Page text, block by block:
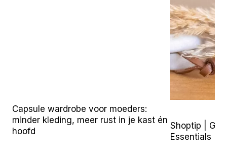
Capsule wardrobe voor moeders:
minder kleding, meer rust in je kast én
hoofd
Shoptip |
Essentials